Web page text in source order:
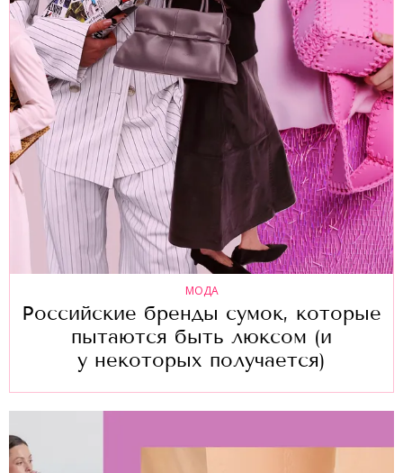
МОДА
Российские бренды сумок, которые
пытаются быть люксом (и
у некоторых получается)